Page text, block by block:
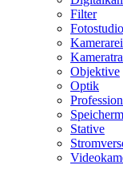
Filter
Objektive
Optik
Stative